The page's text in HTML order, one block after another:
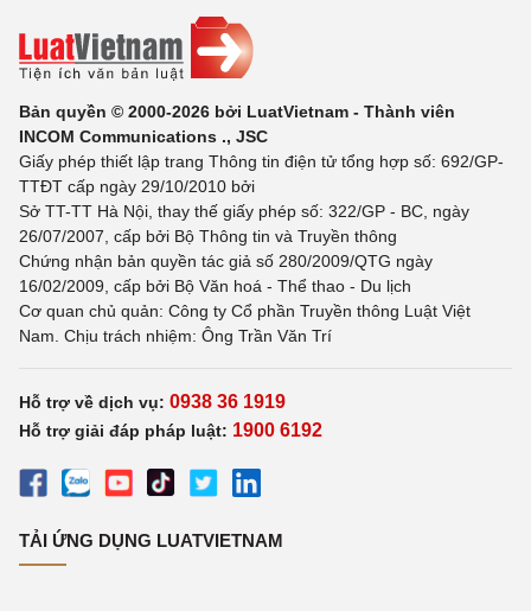
Bản quyền © 2000-2026 bởi LuatVietnam - Thành viên
INCOM Communications ., JSC
Giấy phép thiết lập trang Thông tin điện tử tổng hợp số: 692/GP-
TTĐT cấp ngày 29/10/2010 bởi
Sở TT-TT Hà Nội, thay thế giấy phép số: 322/GP - BC, ngày
26/07/2007, cấp bởi Bộ Thông tin và Truyền thông
Chứng nhận bản quyền tác giả số 280/2009/QTG ngày
16/02/2009, cấp bởi Bộ Văn hoá - Thể thao - Du lịch
Cơ quan chủ quản: Công ty Cổ phần Truyền thông Luật Việt
Nam. Chịu trách nhiệm: Ông Trần Văn Trí
Hỗ trợ về dịch vụ: 0938 36 1919
Hỗ trợ giải đáp pháp luật: 1900 6192
TẢI ỨNG DỤNG LUATVIETNAM